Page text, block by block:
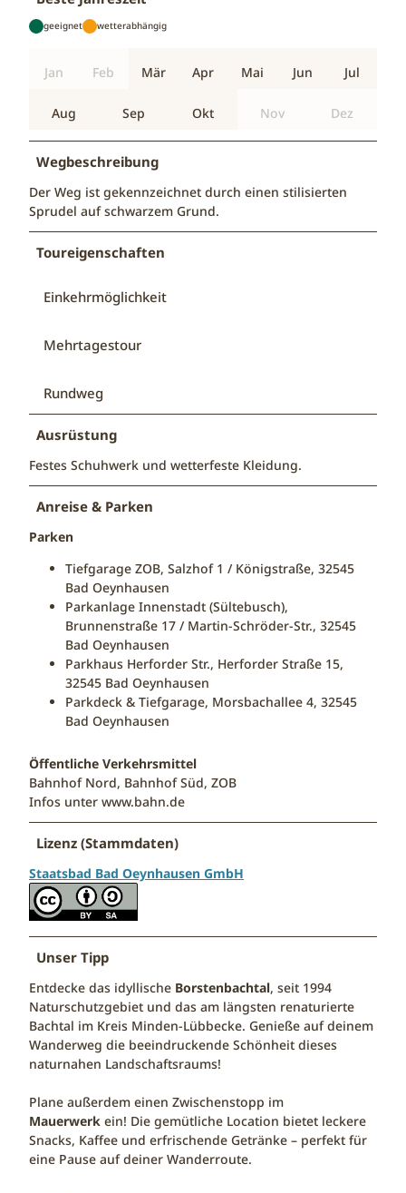
geeignet wetterabhängig
Jan Feb Mär Apr Mai Jun Jul
Aug Sep Okt Nov Dez
Wegbeschreibung
Der Weg ist gekennzeichnet durch einen stilisierten
Sprudel auf schwarzem Grund.
Toureigenschaften
Einkehrmöglichkeit
Mehrtagestour
Rundweg
Ausrüstung
Festes Schuhwerk und wetterfeste Kleidung.
Anreise & Parken
Parken
Tiefgarage ZOB, Salzhof 1 / Königstraße, 32545
Bad Oeynhausen
Parkanlage Innenstadt (Sültebusch),
Brunnenstraße 17 / Martin-Schröder-Str., 32545
Bad Oeynhausen
Parkhaus Herforder Str., Herforder Straße 15,
32545 Bad Oeynhausen
Parkdeck & Tiefgarage, Morsbachallee 4, 32545
Bad Oeynhausen
Öffentliche Verkehrsmittel
Bahnhof Nord, Bahnhof Süd, ZOB
Infos unter www.bahn.de
Lizenz (Stammdaten)
Staatsbad Bad Oeynhausen GmbH
Unser Tipp
Entdecke das idyllische Borstenbachtal, seit 1994
Naturschutzgebiet und das am längsten renaturierte
Bachtal im Kreis Minden-Lübbecke. Genieße auf deinem
Wanderweg die beeindruckende Schönheit dieses
naturnahen Landschaftsraums!
Plane außerdem einen Zwischenstopp im
Mauerwerk ein! Die gemütliche Location bietet leckere
Snacks, Kaffee und erfrischende Getränke – perfekt für
eine Pause auf deiner Wanderroute.